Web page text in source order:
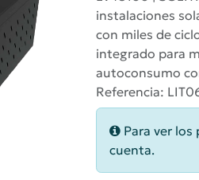
instalaciones
con miles de
integrado para
autoconsumo
Referencia:
Para ver
cuenta.